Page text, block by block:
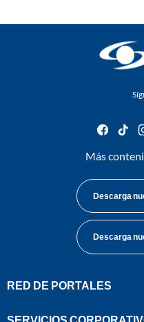
Más
Descarga
Descarga
RED DE PORTALES
SERVICIOS